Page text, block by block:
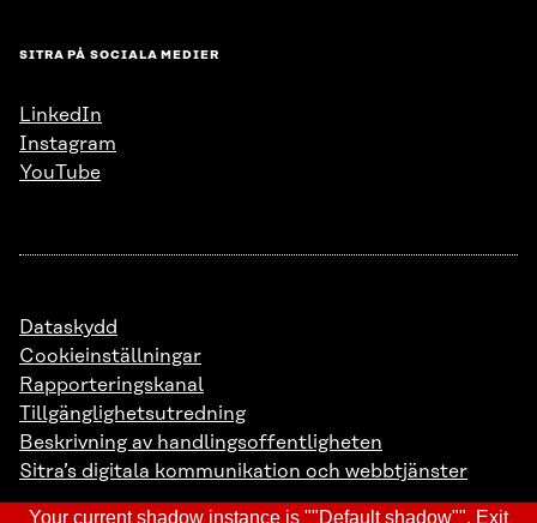
SITRA PÅ SOCIALA MEDIER
LinkedIn
Instagram
YouTube
Dataskydd
Cookieinställningar
Rapporteringskanal
Tillgänglighetsutredning
Beskrivning av handlingsoffentligheten
Sitra’s digitala kommunikation och webbtjänster
Your current shadow instance is ""Default shadow"". Exit